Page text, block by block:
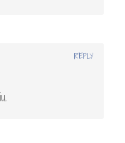
REPLY